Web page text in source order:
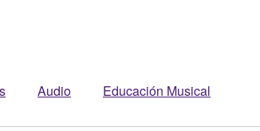
Audio Educación Musical